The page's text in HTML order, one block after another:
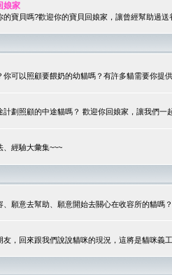
娘家
的寶貝嗎?歡迎你的寶貝回娘家，讓曾經幫助過
你可以照顧要餵奶的幼貓嗎？有許多貓需要你提
計劃照顧的中途貓嗎？ 歡迎你回娘家，讓我們一
、經驗大彙集~~~
、願意去幫助、願意開始去關心在收容所的貓嗎？
友，回來跟我們說說貓咪的現況，這將是貓咪義